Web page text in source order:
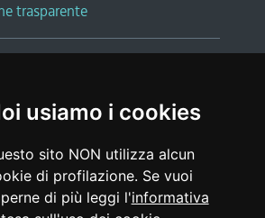
usiamo i cookies
sito NON utilizza alcun
di profilazione. Se vuoi
di più leggi l'informativa
trasparente
|note legali |glossario
media policy